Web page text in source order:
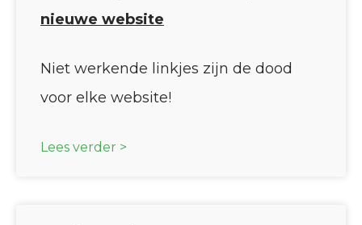
nieuwe website
Niet werkende linkjes zijn de dood
voor elke website!
Lees verder >